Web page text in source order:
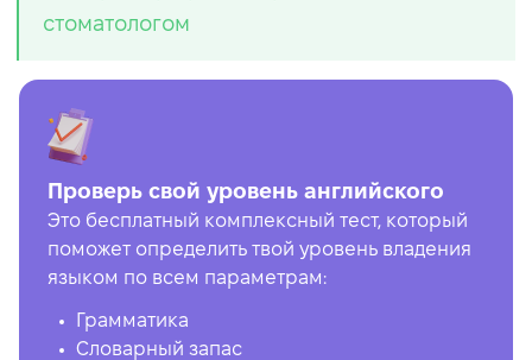
стоматологом
Проверь свой уровень английского
Это бесплатный комплексный тест, который
поможет определить твой уровень владения
языком по всем параметрам:
Грамматика
Словарный запас